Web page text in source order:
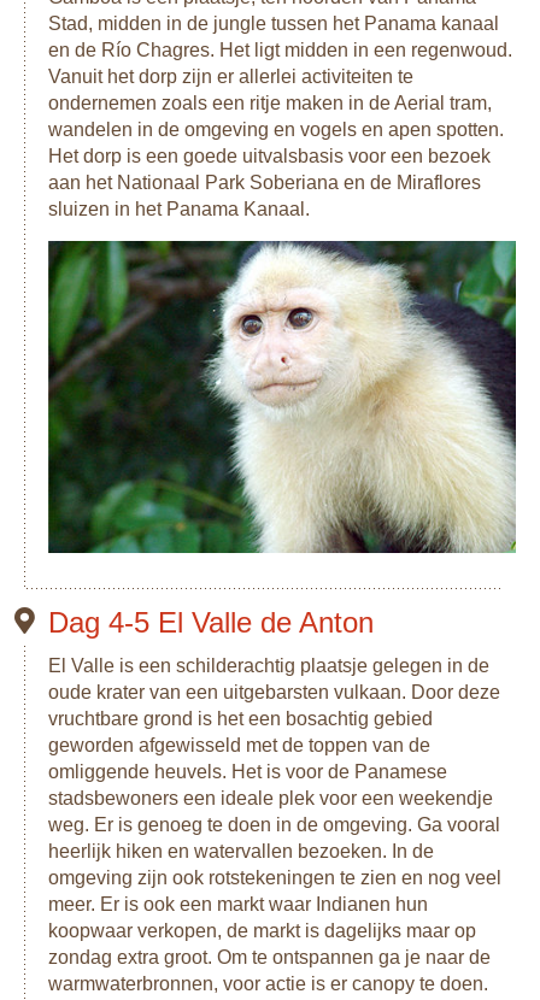
Stad, midden in de jungle tussen het Panama kanaal
en de Río Chagres. Het ligt midden in een regenwoud.
Vanuit het dorp zijn er allerlei activiteiten te
ondernemen zoals een ritje maken in de Aerial tram,
wandelen in de omgeving en vogels en apen spotten.
Het dorp is een goede uitvalsbasis voor een bezoek
aan het Nationaal Park Soberiana en de Miraflores
sluizen in het Panama Kanaal.
Dag 4-5 El Valle de Anton
El Valle is een schilderachtig plaatsje gelegen in de
oude krater van een uitgebarsten vulkaan. Door deze
vruchtbare grond is het een bosachtig gebied
geworden afgewisseld met de toppen van de
omliggende heuvels. Het is voor de Panamese
stadsbewoners een ideale plek voor een weekendje
weg. Er is genoeg te doen in de omgeving. Ga vooral
heerlijk hiken en watervallen bezoeken. In de
omgeving zijn ook rotstekeningen te zien en nog veel
meer. Er is ook een markt waar Indianen hun
koopwaar verkopen, de markt is dagelijks maar op
zondag extra groot. Om te ontspannen ga je naar de
warmwaterbronnen, voor actie is er canopy te doen.